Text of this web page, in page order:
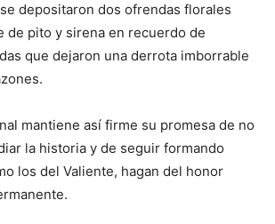
depositaron dos ofrendas florales
de pito y sirena en recuerdo de
que dejaron una derrota imborrable
mantiene así firme su promesa de no
la historia y de seguir formando
los del Valiente, hagan del honor